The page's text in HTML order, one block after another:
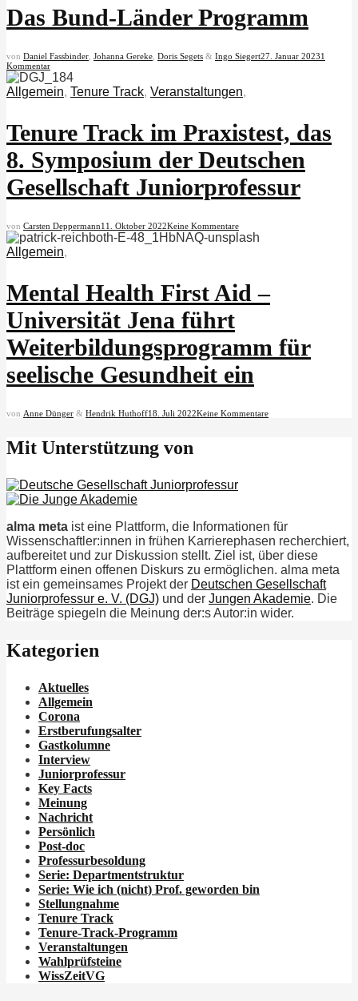
Das Bund-Länder Programm
von Daniel Fassbinder Johanna Gereke Doris Segets & Ingo Siegert27. Januar 20231
Kommentar
Allgemein, Tenure Track, Veranstaltungen,
Tenure Track im Praxistest, das
8. Symposium der Deutschen
Gesellschaft Juniorprofessur
von Carsten Deppermann11. Oktober 2022Keine Kommentare
Allgemein,
Mental Health First Aid –
Universität Jena führt
Weiterbildungsprogramm für
seelische Gesundheit ein
von Anne Dünger & Hendrik Huthoff18. Juli 2022Keine Kommentare
Mit Unterstützung von
alma meta ist eine Plattform, die Informationen für
Wissenschaftler:innen in frühen Karrierephasen recherchiert,
aufbereitet und zur Diskussion stellt. Ziel ist, über diese
Plattform einen offenen Diskurs zu ermöglichen. alma meta
ist ein gemeinsames Projekt der Deutschen Gesellschaft
Juniorprofessur e. V. (DGJ) und der Jungen Akademie. Die
Beiträge spiegeln die Meinung der:s Autor:in wider.
Kategorien
Aktuelles
Allgemein
Corona
Erstberufungsalter
Gastkolumne
Interview
Juniorprofessur
Key Facts
Meinung
Nachricht
Persönlich
Post-doc
Professurbesoldung
Serie: Departmentstruktur
Serie: Wie ich (nicht) Prof. geworden bin
Stellungnahme
Tenure Track
Tenure-Track-Programm
Veranstaltungen
Wahlprüfsteine
WissZeitVG